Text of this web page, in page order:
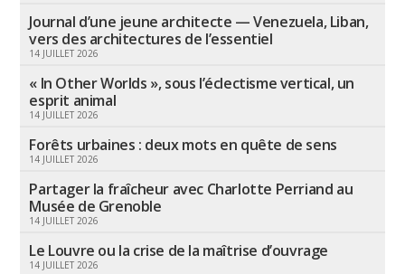
Journal d’une jeune architecte — Venezuela, Liban,
vers des architectures de l’essentiel
14 JUILLET 2026
« In Other Worlds », sous l’éclectisme vertical, un
esprit animal
14 JUILLET 2026
Forêts urbaines : deux mots en quête de sens
14 JUILLET 2026
Partager la fraîcheur avec Charlotte Perriand au
Musée de Grenoble
14 JUILLET 2026
Le Louvre ou la crise de la maîtrise d’ouvrage
14 JUILLET 2026